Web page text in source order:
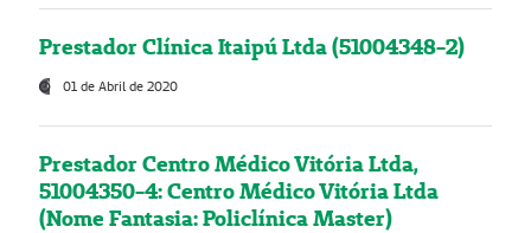
Prestador Clínica Itaipú Ltda (51004348-2)
01 de Abril de 2020
Prestador Centro Médico Vitória Ltda,
51004350-4: Centro Médico Vitória Ltda
(Nome Fantasia: Policlínica Master)